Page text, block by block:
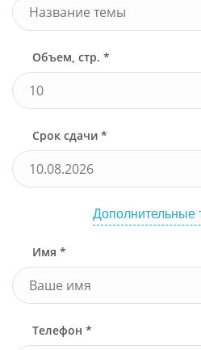
Объем, стр. *
Срок сдачи *
Дополнительные
Имя *
Телефон *